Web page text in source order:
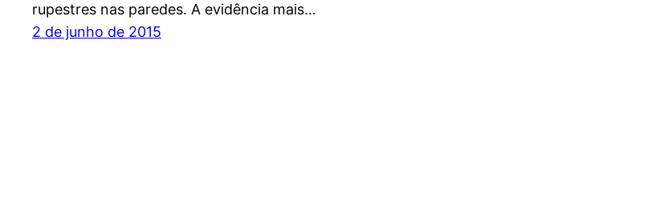
rupestres nas paredes. A evidência mais…
2 de junho de 2015